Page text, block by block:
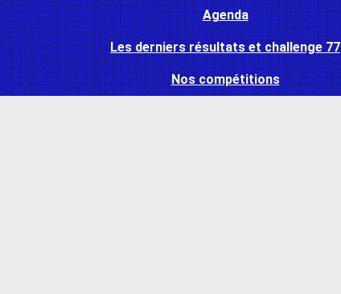
Agenda
Les derniers résultats et challenge 77
Nos compétitions